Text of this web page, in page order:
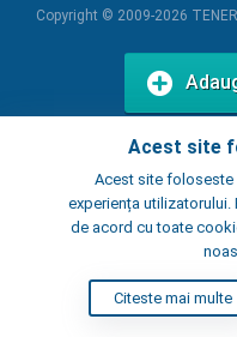
Acest site
Acest site foloseste
experiența utilizatorului.
de acord cu toate
Citeste mai multe
Copyright © 2009-2026